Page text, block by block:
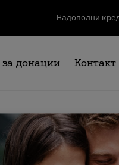
Надополни
донации Контакт